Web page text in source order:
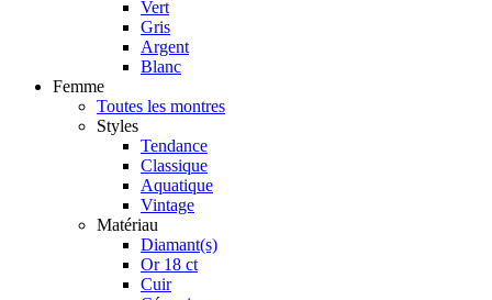
Vert
Gris
Argent
Blanc
Femme
Toutes les montres
Styles
Tendance
Classique
Aquatique
Vintage
Matériau
Diamant(s)
Or 18 ct
Cuir